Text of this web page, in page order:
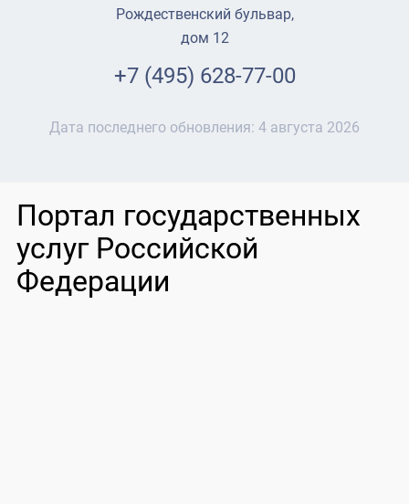
Рождественский бульвар,
дом 12
+7 (495) 628-77-00
Дата последнего обновления: 4 августа 2026
Портал государственных
услуг Российской
Федерации